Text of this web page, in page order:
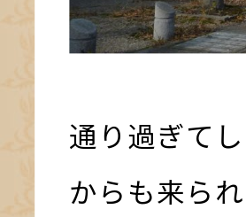
通り過ぎて
からも来ら